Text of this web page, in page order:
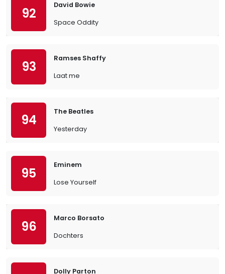
92
David Bowie
Space Oddity
93
Ramses Shaffy
Laat me
94
The Beatles
Yesterday
95
Eminem
Lose Yourself
96
Marco Borsato
Dochters
Dolly Parton